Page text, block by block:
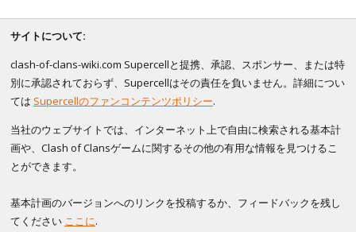
サイトについて:
clash-of-clans-wiki.com Supercellと提携、承認、スポンサー、または特
別に承認されておらず、Supercellはその責任を負いません。詳細につい
ては Supercellのファンコンテンツポリシー.
当社のウェブサイトでは、インターネット上で自由に検索される基本計
画や、Clash of Clansゲームに関するその他の有用な情報を見つけるこ
とができます。
基本計画のバージョンへのリンクを投稿するか、フィードバックを残し
てください ここに.